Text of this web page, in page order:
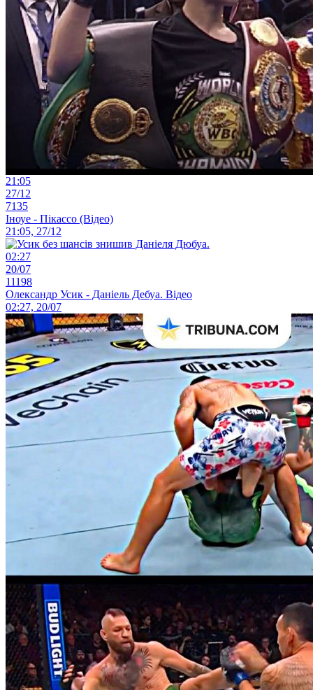
21:05
27/12
7135
Іноуе - Пікассо (Відео)
21:05, 27/12
02:27
20/07
11198
Олександр Усик - Даніель Дебуа. Відео
02:27, 20/07